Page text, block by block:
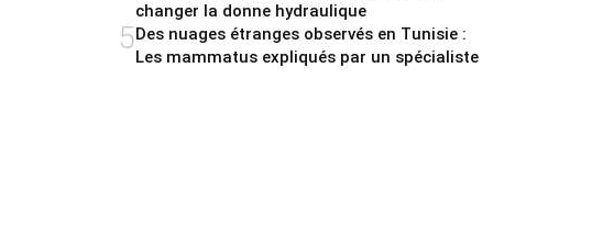
changer la donne hydraulique
5Des nuages étranges observés en Tunisie :
Les mammatus expliqués par un spécialiste